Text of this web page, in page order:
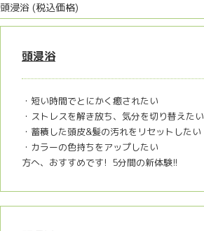
頭浸浴 (税込価格)
頭浸浴
・短い時間でとにかく癒されたい
・ストレスを解き放ち、気分を切り替えたい
・蓄積した頭皮&髪の汚れをリセットしたい
・カラーの色持ちをアップしたい
方へ、おすすめです! 5分間の新体験!!